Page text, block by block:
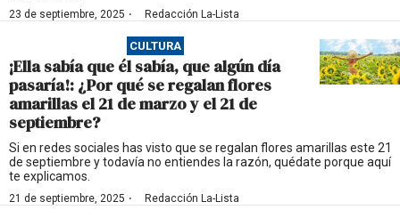
23 de septiembre, 2025 · Redacción La-Lista
CULTURA
¡Ella sabía que él sabía, que algún día
pasaría!: ¿Por qué se regalan flores
amarillas el 21 de marzo y el 21 de
septiembre?
Si en redes sociales has visto que se regalan flores amarillas este 21
de septiembre y todavía no entiendes la razón, quédate porque aquí
te explicamos.
21 de septiembre, 2025 · Redacción La-Lista